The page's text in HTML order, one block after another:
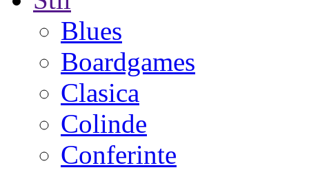
Blues
Boardgames
Clasica
Colinde
Conferinte